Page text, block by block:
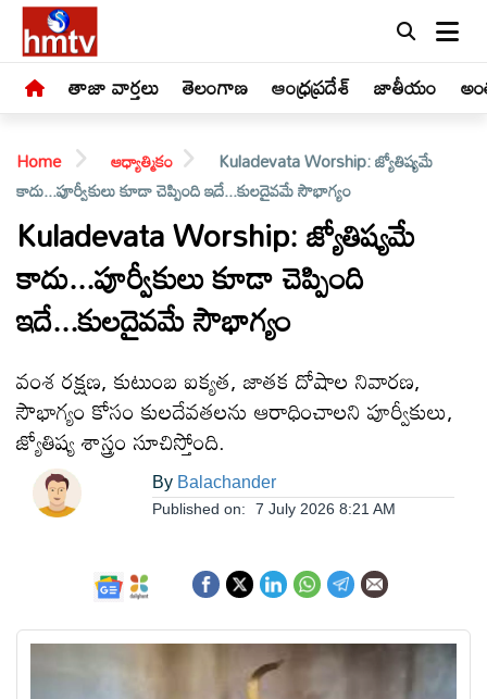
తాజా వార్తలు తెలంగాణ ఆంధ్రప్రదేశ్ జాతీయం
LIVE
తాజా
తెలంగాణ
ఆంధ్రప్రదేశ్
జాతీయం
అంతర్జాతీయం
Home ఆధ్యాత్మికం
Kuladevata Worship: జ్యోతిష్యమే
కాదు...పూర్వీకులు కూడా చెప్పింది ఇదే...కులదైవమే సౌభాగ్యం
Kuladevata Worship: జ్యోతిష్యమే
కాదు...పూర్వీకులు కూడా చెప్పింది
ఇదే...కులదైవమే సౌభాగ్యం
వంశ రక్షణ, కుటుంబ ఐక్యత, జాతక దోషాల నివారణ,
సౌభాగ్యం కోసం కులదేవతలను ఆరాధించాలని పూర్వీకులు,
జ్యోతిష్య శాస్త్రం సూచిస్తోంది.
By Balachander
Published on: 7 July 2026 8:21 AM